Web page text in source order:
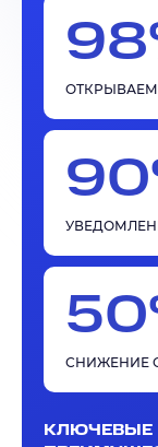
СНИЖЕНИЕ
КЛЮЧЕВЫЕ